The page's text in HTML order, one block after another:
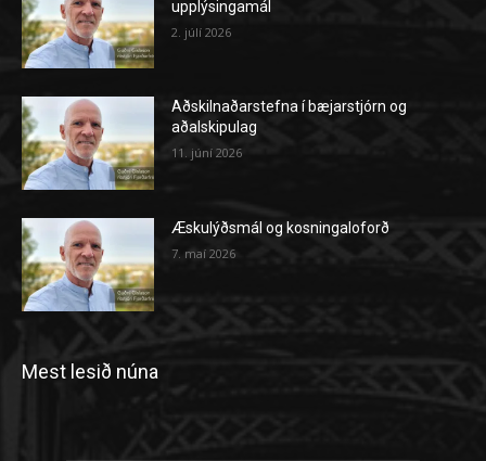
upplýsingamál
2. júlí 2026
Aðskilnaðarstefna í bæjarstjórn og
aðalskipulag
11. júní 2026
Æskulýðsmál og kosningaloforð
7. maí 2026
Mest lesið núna